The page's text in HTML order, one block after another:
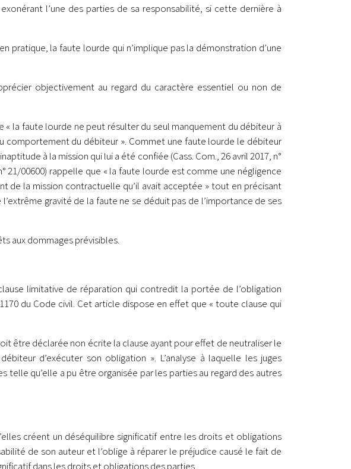
l’une des parties de sa responsabilité, si cette dernière à
pratique, la faute lourde qui n’implique pas la démonstration d’une
objectivement au regard du caractère essentiel ou non de
« la faute lourde ne peut résulter du seul manquement du débiteur à
comportement du débiteur ». Commet une faute lourde le débiteur
à la mission qui lui a été confiée (Cass. Com., 26 avril 2017, n°
21/00600) rappelle que « la faute lourde est comme une négligence
de la mission contractuelle qu’il avait acceptée » tout en précisant
gravité de la faute ne se déduit pas de l’importance de ses
aux dommages prévisibles.
limitative de réparation qui contredit la portée de l’obligation
du Code civil. Cet article dispose en effet que « toute clause qui
être déclarée non écrite la clause ayant pour effet de neutraliser le
d’exécuter son obligation ». L’analyse à laquelle les juges
qu’elle a pu être organisée par les parties au regard des autres
créent un déséquilibre significatif entre les droits et obligations
de son auteur et l’oblige à réparer le préjudice causé le fait de
dans les droits et obligations des parties.